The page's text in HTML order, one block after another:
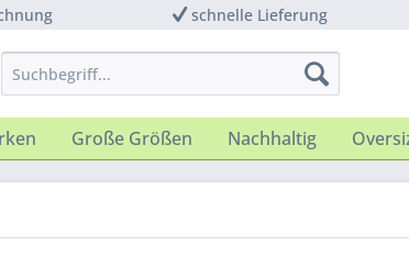
schnelle Lieferung
Große Größen Nachhaltig